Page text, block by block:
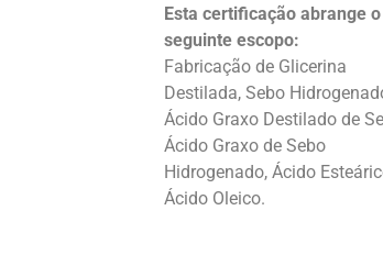
Esta certificação abrange o
seguinte escopo:
Fabricação de Glicerina
Destilada, Sebo
Ácido Graxo Destilado de
Ácido Graxo de Sebo
Hidrogenado, Ácido
Ácido Oleico.